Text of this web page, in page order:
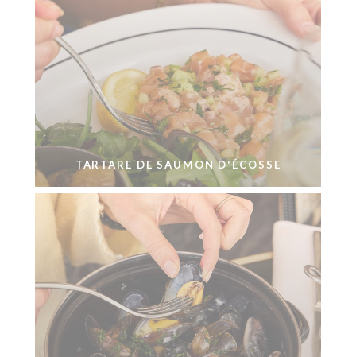
TARTARE DE SAUMON D'ÉCOSSE